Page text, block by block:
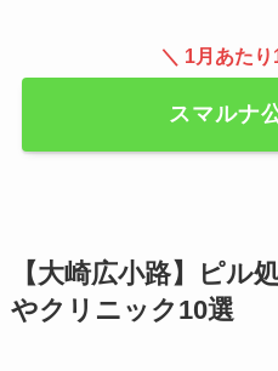
＼ 1月あた
スマルナ
【大崎広小路】ピル
やクリニック10選